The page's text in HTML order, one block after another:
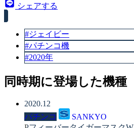
シェアする
#ジェイビー
#パチンコ機
#2020年
同時期に登場した機種
2020.12
パチンコ
SANKYO